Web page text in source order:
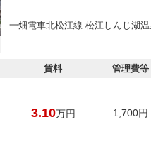
一畑電車北松江線 松江しんじ湖
賃料 管理費等
3.10万円 1,700円